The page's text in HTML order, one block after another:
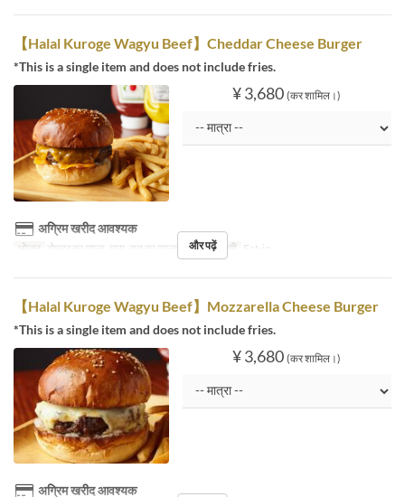
【Halal Kuroge Wagyu Beef】Cheddar Cheese Burger
*This is a single item and does not include fries.
¥ 3,680 (कर शामिल।)
अग्रिम खरीद आवश्यक
भोजन दोपहर का खाना, चाय, रात का खाना सीट की श्रेणी Eat-in
और पढ़ें
【Halal Kuroge Wagyu Beef】Mozzarella Cheese Burger
*This is a single item and does not include fries.
¥ 3,680 (कर शामिल।)
अग्रिम खरीद आवश्यक